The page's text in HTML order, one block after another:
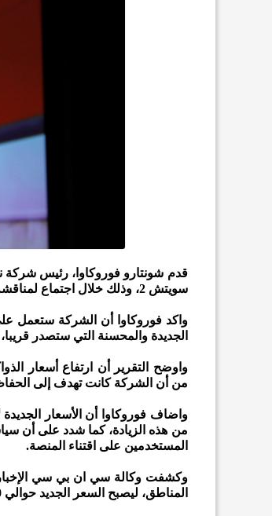
قدم شونتارو فوروكاوا، رئيس شركة
سويتش 2، وذلك خلال اجتماع لمناقشة الأرباح مع المستثمرين.
واكد فوروكاوا أن الشركة ستعمل
الجديدة والمحسنة التي ستصدر
واوضح التقرير أن ارتفاع أسعار
من أن الشركة كانت تهدف إلى
واضاف فوروكاوا أن الأسعار
من هذه الزيادة، كما شدد على أن
المستخدمين على اقتناء المنصة.
المناطق، ليصبح السعر الجديد حوالي 500 دولار.